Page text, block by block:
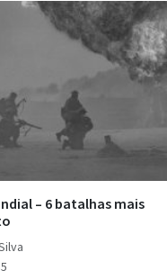
– 6 batalhas mais